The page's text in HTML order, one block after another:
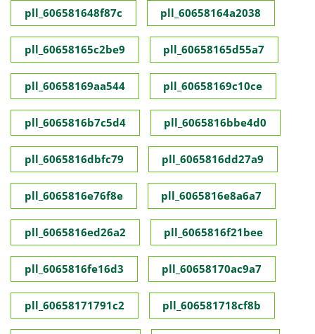
pll_606581648f87c pll_60658164a2038
pll_60658165c2be9 pll_60658165d55a7
pll_60658169aa544 pll_60658169c10ce
pll_6065816b7c5d4 pll_6065816bbe4d0
pll_6065816dbfc79 pll_6065816dd27a9
pll_6065816e76f8e pll_6065816e8a6a7
pll_6065816ed26a2 pll_6065816f21bee
pll_6065816fe16d3 pll_60658170ac9a7
pll_60658171791c2 pll_606581718cf8b